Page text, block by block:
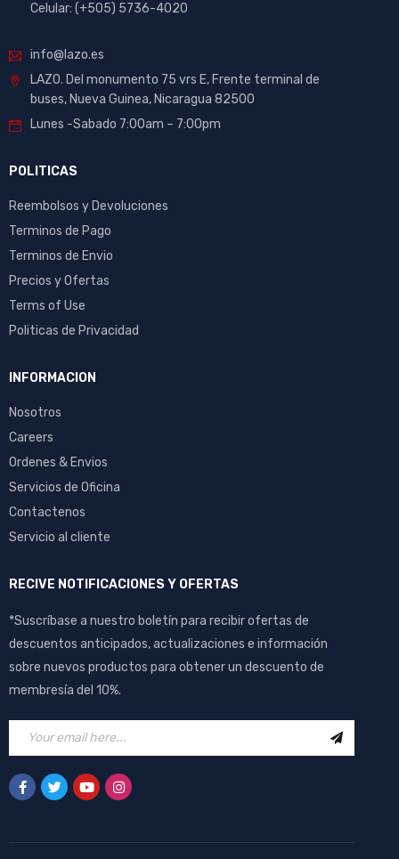
Celular: (+505) 5736-4020
info@lazo.es
LAZO. Del monumento 75 vrs E, Frente terminal de
buses, Nueva Guinea, Nicaragua 82500
Lunes -Sabado 7:00am – 7:00pm
POLITICAS
Reembolsos y Devoluciones
Terminos de Pago
Terminos de Envio
Precios y Ofertas
Terms of Use
Politicas de Privacidad
INFORMACION
Nosotros
Careers
Ordenes & Envios
Servicios de Oficina
Contactenos
Servicio al cliente
RECIVE NOTIFICACIONES Y OFERTAS
*Suscríbase a nuestro boletín para recibir ofertas de
descuentos anticipados, actualizaciones e información
sobre nuevos productos para obtener un descuento de
membresía del 10%.